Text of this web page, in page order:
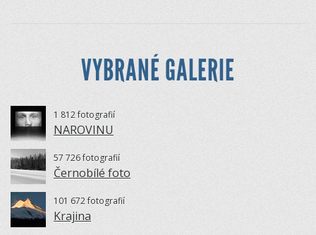
VYBRANÉ GALERIE
1 812 fotografií
NAROVINU
57 726 fotografií
Černobílé foto
101 672 fotografií
Krajina